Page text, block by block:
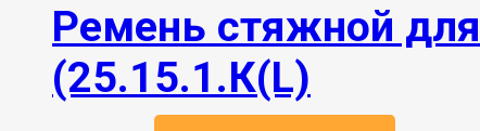
Ремень стяжной
(25.15.1.К(L)